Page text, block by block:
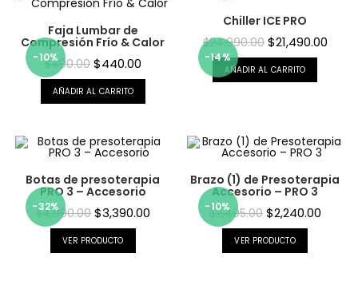
-10%
Faja Lumbar de
Compresión Frío & Calor
$490.00 $440.00
AÑADIR AL CARRITO
-14%
Chiller ICE PRO
$24,990.00 $21,490.00
AÑADIR AL CARRITO
-32%
Botas de presoterapia
PRO 3 – Accesorio
$4,990.00 $3,390.00
VER PRODUCTO
-10%
Brazo (1) de Presoterapia
Accesorio – PRO 3
$2,495.00 $2,240.00
VER PRODUCTO